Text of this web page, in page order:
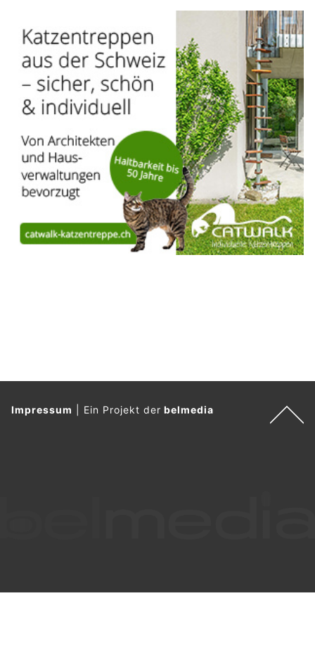
Impressum Ein Projekt derbelmedia